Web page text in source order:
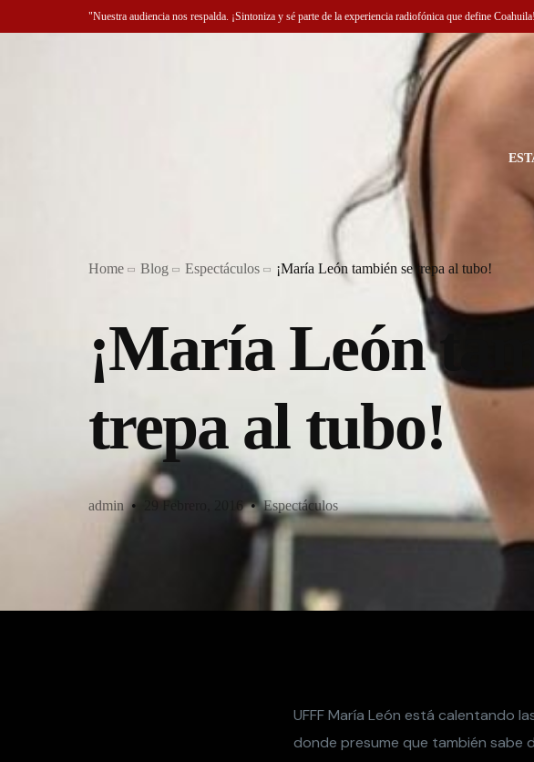
"Nuestra audiencia nos respalda. ¡Sintoniza y sé parte de la experiencia radiofónica que define
Home Blog Espectáculos ¡María León también se trepa al tubo!
¡María León
trepa al tubo!
admin 29 Febrero, 2016 Espectáculos
UFFF María León está calentando
donde presume que también sabe